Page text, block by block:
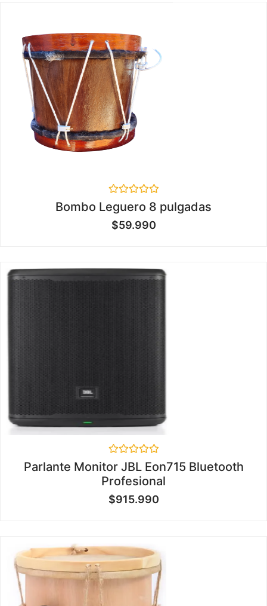
en
0
de
Bombo Leguero 8 pulgadas
$59.990
Valorado
en
0
de
5
Parlante Monitor JBL Eon715 Bluetooth
Profesional
$915.990